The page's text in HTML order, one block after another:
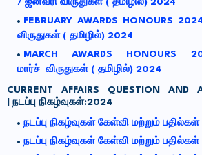
/ ஜனவரி விருதுகள்( தமிழில்) 2024
FEBRUARY AWARDS HONOURS
விருதுகள் ( தமிழில்) 2024
MARCH AWARDS
மார்ச் விருதுகள் ( தமிழில்) 2024
CURRENT AFFAIRS QUESTION AND
நடப்பு நிகழ்வுகள்:2024
நடப்பு நிகழ்வுகள் கேள்வி மற்றும் பதில்கள்
நடப்பு நிகழ்வுகள் கேள்வி மற்றும் பதில்கள்